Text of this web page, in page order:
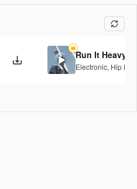
Run It Heavy
Electronic, Hip Hop